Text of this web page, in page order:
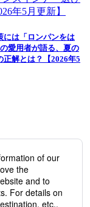
には「ロンパンをは
愛用者が語る、夏の
正解とは？【2026年5
1
後8時